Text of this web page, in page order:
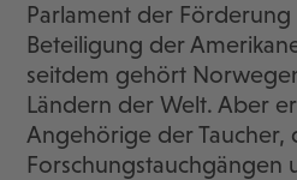
Parlament der
Beteiligung der
seitdem gehört
Ländern der Welt. Aber
Angehörige der Taucher,
Forschungstauchgängen